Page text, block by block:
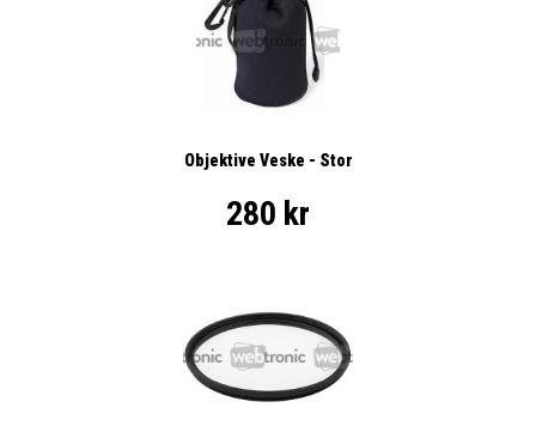
Objektive Veske - Stor
280 kr